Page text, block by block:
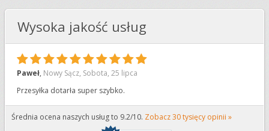
Wysoka jakość usług
10
Paweł, Nowy Sącz, Sobota, 25 lipca
Przesyłka dotarła super szybko.
Średnia ocena naszych usług to 9.2/10. Zobacz 30 tysięcy opinii »